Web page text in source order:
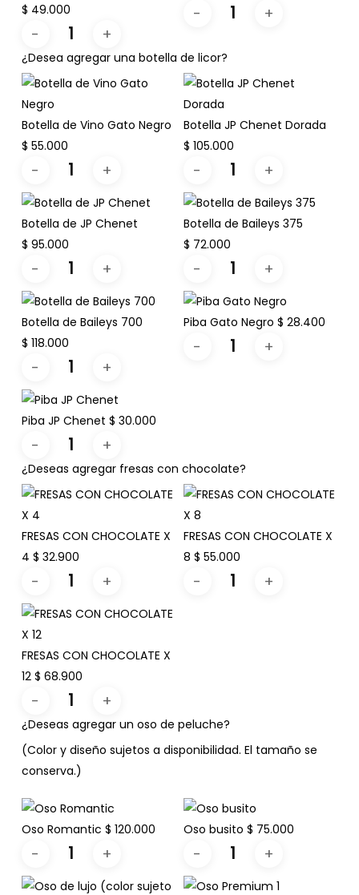
$ 49.000
¿Desea agregar una botella de licor?
Botella de Vino Gato Negro
$ 55.000
Botella JP Chenet Dorada
$ 105.000
Botella de JP Chenet
$ 95.000
Botella de Baileys 375
$ 72.000
Botella de Baileys 700
$ 118.000
Piba Gato Negro $ 28.400
Piba JP Chenet $ 30.000
¿Deseas agregar fresas con chocolate?
FRESAS CON CHOCOLATE X
4 $ 32.900
FRESAS CON CHOCOLATE X
8 $ 55.000
FRESAS CON CHOCOLATE X
12 $ 68.900
¿Deseas agregar un oso de peluche?
(Color y diseño sujetos a disponibilidad. El tamaño se
conserva.)
Oso Romantic $ 120.000 Oso busito $ 75.000